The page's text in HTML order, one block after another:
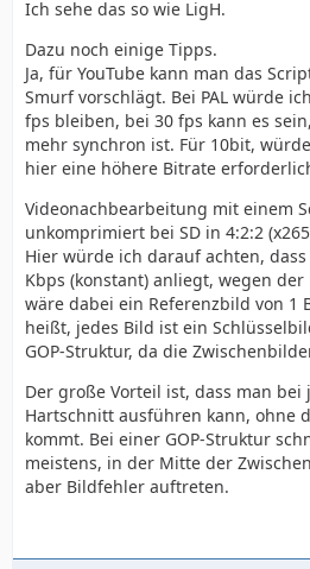
Ich sehe das so wie LigH.
Dazu noch einige Tipps.
Ja, für YouTube kann man das
Smurf vorschlägt. Bei PAL würde
fps bleiben, bei 30 fps kann es
mehr synchron ist. Für 10bit,
hier eine höhere Bitrate
Videonachbearbeitung mit einem
unkomprimiert bei SD in 4:2:2
Hier würde ich darauf achten,
Kbps (konstant) anliegt, wegen
wäre dabei ein Referenzbild von 1
heißt, jedes Bild ist ein
GOP-Struktur, da die
Der große Vorteil ist, dass man bei
Hartschnitt ausführen kann, ohne
kommt. Bei einer GOP-Struktur
meistens, in der Mitte der
aber Bildfehler auftreten.